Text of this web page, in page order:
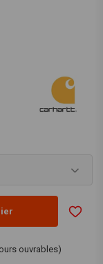
ouvrables)